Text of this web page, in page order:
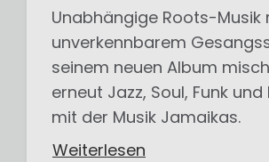
Unabhängige Roots-Musik
unverkennbarem
seinem neuen Album
erneut Jazz, Soul, Funk und
mit der Musik Jamaikas.
Weiterlesen